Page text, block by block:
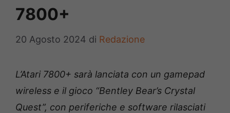
7800+
20 Agosto 2024 di Redazione
L’Atari 7800+ sarà lanciata con un gamepad
wireless e il gioco “Bentley Bear’s Crystal
Quest”, con periferiche e software rilasciati